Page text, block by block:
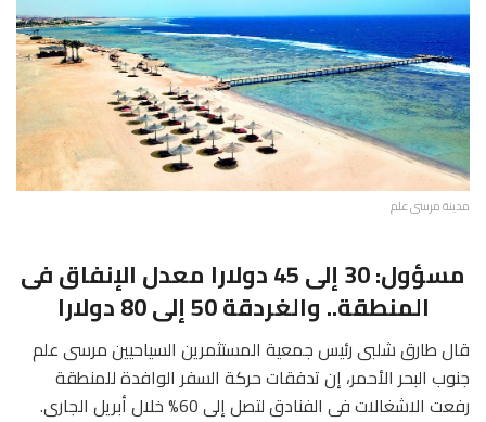
مدينة مرسى علم
مسؤول: 30 إلى 45 دولارا معدل الإنفاق فى
المنطقة.. والغردقة 50 إلى 80 دولارا
قال طارق شلبى رئيس جمعية المستثمرين السياحيين مرسى علم
جنوب البحر الأحمر، إن تدفقات حركة السفر الوافدة للمنطقة
رفعت الاشغالات فى الفنادق لتصل إلى 60% خلال أبريل الجارى.